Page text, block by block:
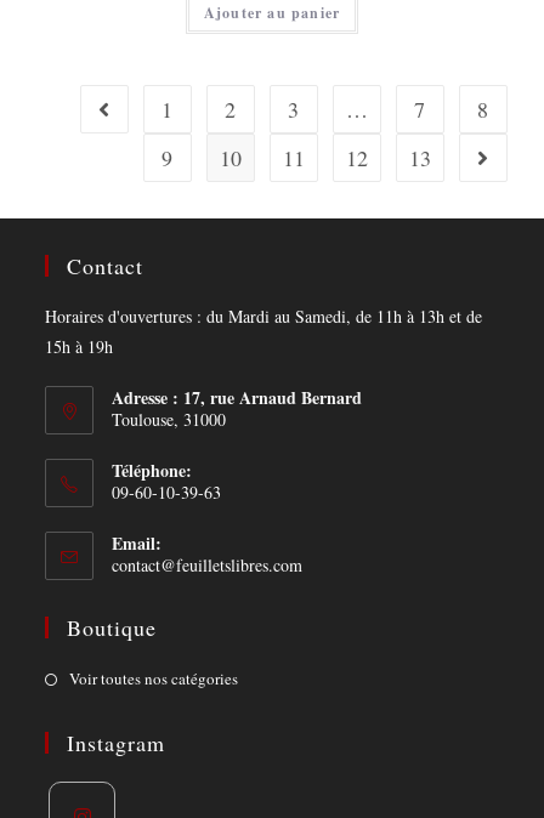
Ajouter au panier
1 2 3 … 7
8
9
10 11 12 13
Contact
Horaires d'ouvertures : du Mardi au Samedi, de 11h à 13h et de
15h à 19h
Adresse : 17, rue Arnaud Bernard
Toulouse, 31000
Téléphone:
09-60-10-39-63
Email:
contact@feuilletslibres.com
Boutique
Voir toutes nos catégoriesOpens
Instagram